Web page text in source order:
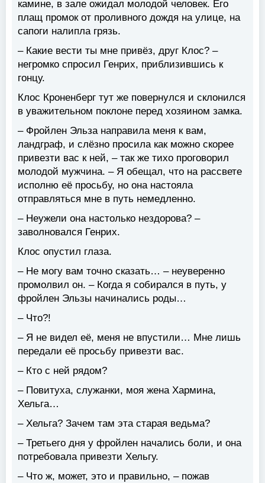
камине, в зале ожидал молодой человек. Его
плащ промок от проливного дождя на улице, на
сапоги налипла грязь.
– Какие вести ты мне привёз, друг Клос? –
негромко спросил Генрих, приблизившись к
гонцу.
Клос Кроненберг тут же повернулся и склонился
в уважительном поклоне перед хозяином замка.
– Фройлен Эльза направила меня к вам,
ландграф, и слёзно просила как можно скорее
привезти вас к ней, – так же тихо проговорил
молодой мужчина. – Я обещал, что на рассвете
исполню её просьбу, но она настояла
отправляться мне в путь немедленно.
– Неужели она настолько нездорова? –
заволновался Генрих.
Клос опустил глаза.
– Не могу вам точно сказать… – неуверенно
промолвил он. – Когда я собирался в путь, у
фройлен Эльзы начинались роды…
– Что?!
– Я не видел её, меня не впустили… Мне лишь
передали её просьбу привезти вас.
– Кто с ней рядом?
– Повитуха, служанки, моя жена Хармина,
Хельга…
– Хельга? Зачем там эта старая ведьма?
– Третьего дня у фройлен начались боли, и она
потребовала привезти Хельгу.
– Что ж, может, это и правильно, – пожав